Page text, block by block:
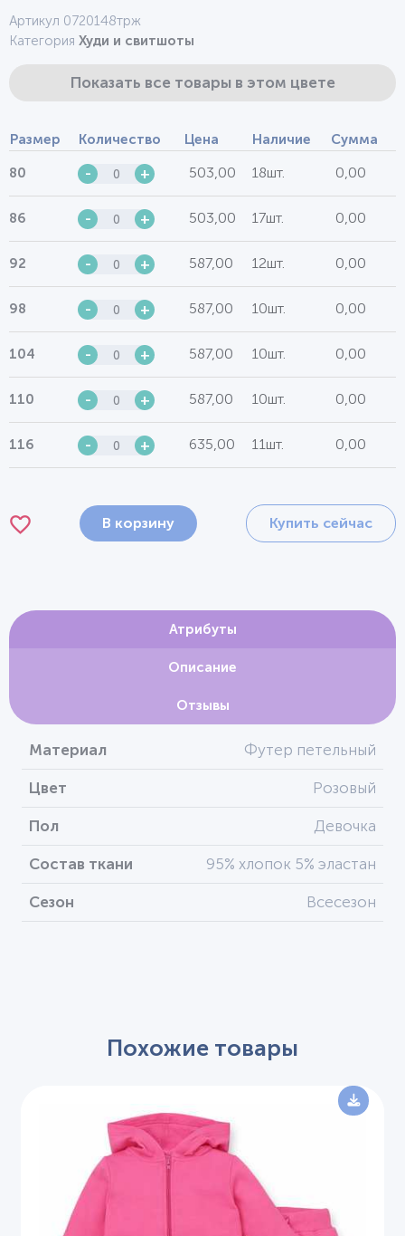
Артикул 0720148трж
Категория Худи и свитшоты
Показать все товары в этом цвете
Размер Количество Цена Наличие Сумма
80 - + 503,00 18шт. 0,00
86 - + 503,00 17шт. 0,00
92 - + 587,00 12шт. 0,00
98 - + 587,00 10шт. 0,00
104 - + 587,00 10шт. 0,00
110 - + 587,00 10шт. 0,00
116 - + 635,00 11шт. 0,00
В корзину Купить сейчас
Атрибуты
Описание
Отзывы
Материал Футер петельный
Цвет Розовый
Пол Девочка
Состав ткани 95% хлопок 5% эластан
Сезон Всесезон
Похожие товары